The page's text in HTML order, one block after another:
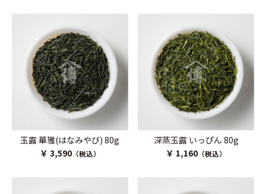
玉露 華雅(はなみやび) 80g
￥ 3,590（税込）
深蒸玉露 いっぴん 80g
￥ 1,160 （税込）